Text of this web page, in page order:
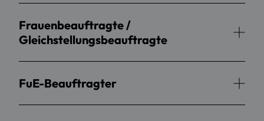
Frauenbeauftragte /
Gleichstellungsbeauftragte
FuE-Beauftragter